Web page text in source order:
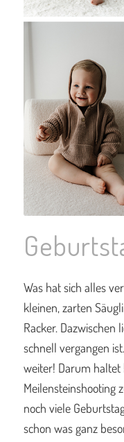
Was hat sich alles
kleinen, zarten
Racker. Dazwischen
schnell vergangen
weiter! Darum haltet
Meilensteinshooting
noch viele
schon was ganz